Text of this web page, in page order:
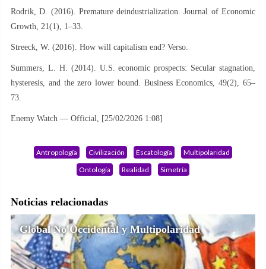
Rodrik, D. (2016). Premature deindustrialization. Journal of Economic
Growth, 21(1), 1–33.
Streeck, W. (2016). How will capitalism end? Verso.
Summers, L. H. (2014). U.S. economic prospects: Secular stagnation,
hysteresis, and the zero lower bound. Business Economics, 49(2), 65–
73.
Enemy Watch — Official, [25/02/2026 1:08]
Antropología Civilización Escatología
Multipolaridad
Ontología
Realidad Simetría
Noticias relacionadas
Global No Occidental y Multipolaridad